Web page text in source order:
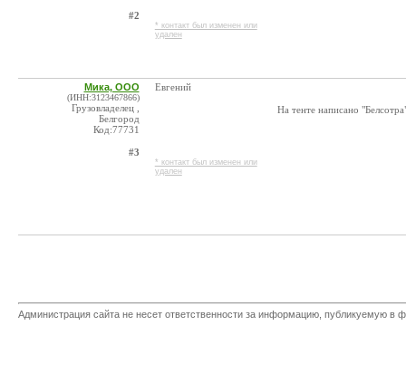
#2
* контакт был изменен или
удален
Мика, ООО
(ИНН:3123467866)
Грузовладелец ,
Белгород
Код:77731
#3
Евгений
* контакт был изменен или
удален
На тенте написано
Администрация сайта не несет ответственности за информацию, публикуемую